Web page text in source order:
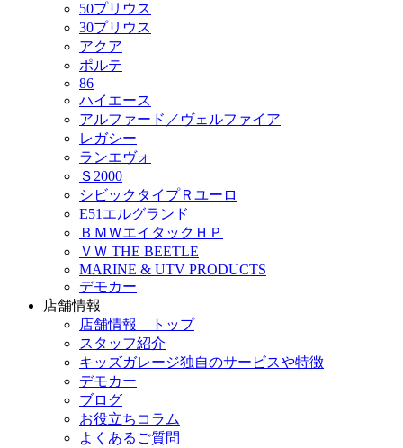
50プリウス
30プリウス
アクア
ポルテ
86
ハイエース
アルファード／ヴェルファイア
レガシー
ランエヴォ
Ｓ2000
シビックタイプＲユーロ
E51エルグランド
ＢＭＷエイタックＨＰ
ＶＷ THE BEETLE
MARINE & UTV PRODUCTS
デモカー
店舗情報
店舗情報 トップ
スタッフ紹介
キッズガレージ独自のサービスや特徴
デモカー
ブログ
お役立ちコラム
よくあるご質問